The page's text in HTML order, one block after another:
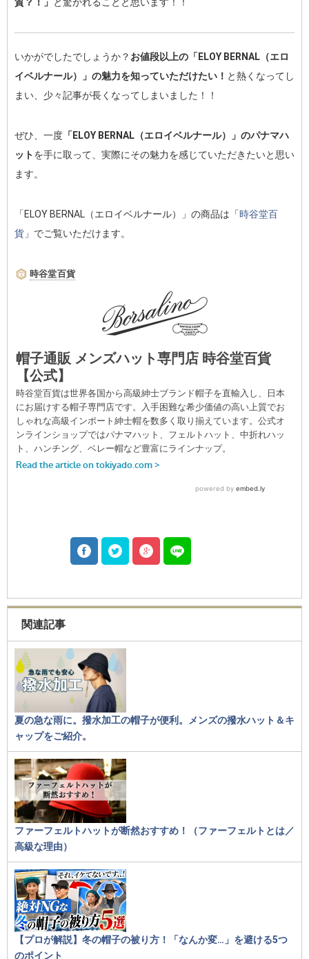
質？！」 と驚かれることと思います！！
いかがでしたでしょうか？ お値段以上の「ELOY BERNAL（エロ
イベルナール）」の魅力を知っていただけたい！ と熱くなってし
まい、少々記事が長くなってしまいました！！
ぜひ、一度 「ELOY BERNAL（エロイベルナール）」のパナマハ
ットを手に取って、実際にその魅力を感じていただきたいと思い
ます。
「ELOY BERNAL（エロイベルナール）」の商品は「時谷堂百
貨 」でご覧いただけます。
関連記事
夏の急な雨に。撥水加工の帽子が便利。メンズの撥水ハット＆キ
ャップをご紹介。
ファーフェルトハットが断然おすすめ！（ファーフェルトとは／
高級な理由）
【プロが解説】冬の帽子の被り方！「なんか変…」を避ける5つ
のポイント